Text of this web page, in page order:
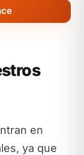
en
ya que